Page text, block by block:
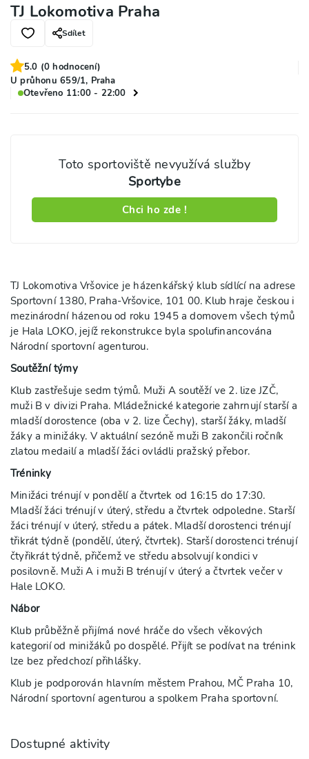
TJ Lokomotiva Praha
Sdílet
5.0 (0 hodnocení)
U průhonu 659/1, Praha
Otevřeno 11:00 - 22:00
Toto sportoviště nevyužívá služby
Sportybe
Chci ho zde !
TJ Lokomotiva Vršovice je házenkářský klub sídlící na adrese
Sportovní 1380, Praha-Vršovice, 101 00. Klub hraje českou i
mezinárodní házenou od roku 1945 a domovem všech týmů
je Hala LOKO, jejíž rekonstrukce byla spolufinancována
Národní sportovní agenturou.
Soutěžní týmy
Klub zastřešuje sedm týmů. Muži A soutěží ve 2. lize JZČ,
muži B v divizi Praha. Mládežnické kategorie zahrnují starší a
mladší dorostence (oba v 2. lize Čechy), starší žáky, mladší
žáky a minižáky. V aktuální sezóně muži B zakončili ročník
zlatou medailí a mladší žáci ovládli pražský přebor.
Tréninky
Minižáci trénují v pondělí a čtvrtek od 16:15 do 17:30.
Mladší žáci trénují v úterý, středu a čtvrtek odpoledne. Starší
žáci trénují v úterý, středu a pátek. Mladší dorostenci trénují
třikrát týdně (pondělí, úterý, čtvrtek). Starší dorostenci trénují
čtyřikrát týdně, přičemž ve středu absolvují kondici v
posilovně. Muži A i muži B trénují v úterý a čtvrtek večer v
Hale LOKO.
Nábor
Klub průběžně přijímá nové hráče do všech věkových
kategorií od minižáků po dospělé. Přijít se podívat na trénink
lze bez předchozí přihlášky.
Klub je podporován hlavním městem Prahou, MČ Praha 10,
Národní sportovní agenturou a spolkem Praha sportovní.
Dostupné aktivity